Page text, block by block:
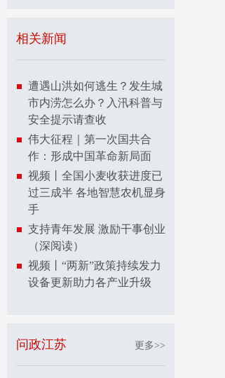
相关新闻
遭遇山洪如何逃生？发生城
市内涝怎么办？入汛科普与
安全提示请查收
伟大征程｜第一次国共合
作：形成中国革命新局面
视频丨全国小麦收获进度已
过三成半 各地智慧农机显身
手
支持青年发展 激励干事创业
（深阅读）
视频丨“两新”政策持续发力
设备更新助力各产业升级
问政江苏 更多>>